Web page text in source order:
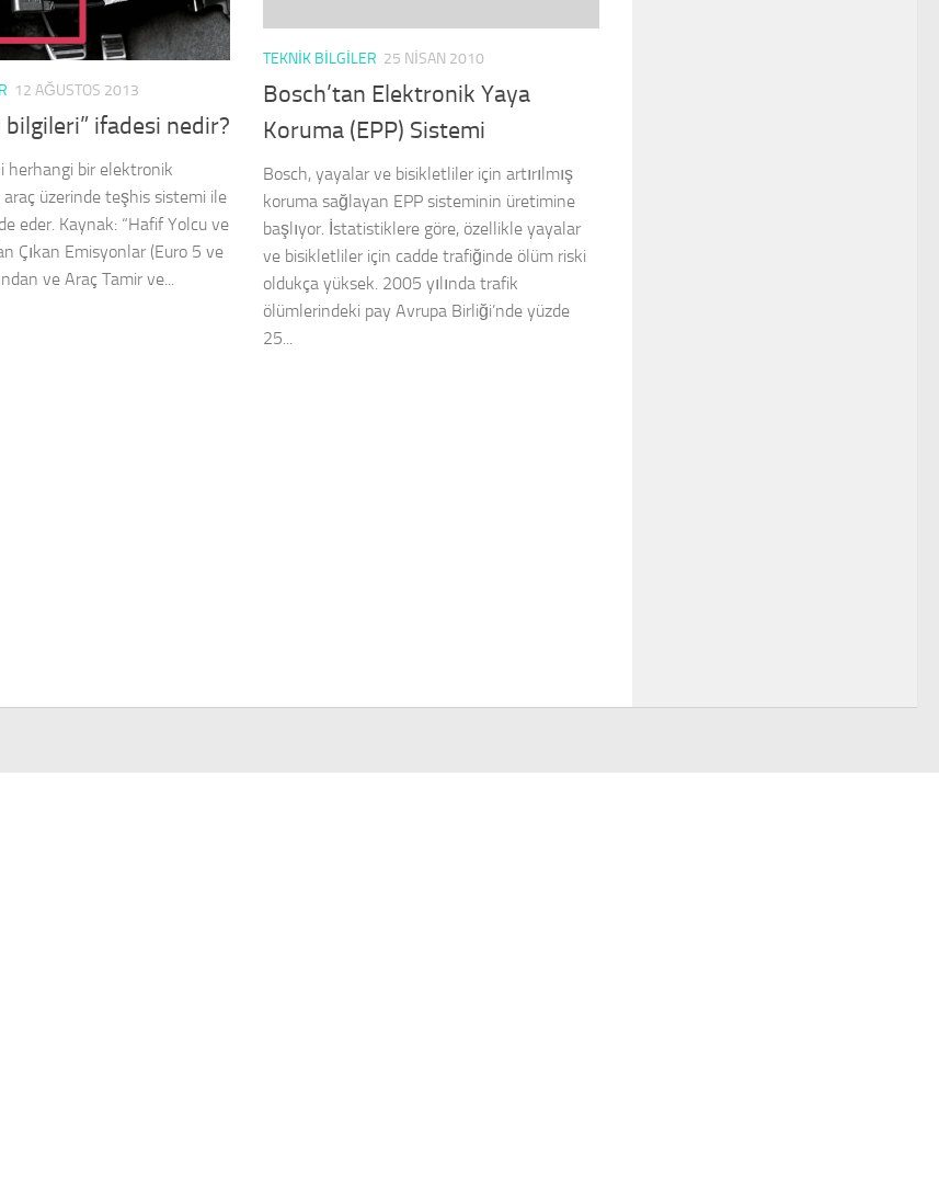
12 AĞUSTOS 2013
bilgileri” ifadesi nedir?
herhangi bir elektronik
üzerinde teşhis sistemi ile
eder. Kaynak: “Hafif Yolcu ve
Çıkan Emisyonlar (Euro 5 ve
ve Araç Tamir ve...
TEKNIK BILGILER 25 NISAN 2010
Bosch’tan Elektronik Yaya
Koruma (EPP) Sistemi
Bosch, yayalar ve bisikletliler için artırılmış
koruma sağlayan EPP sisteminin üretimine
başlıyor. İstatistiklere göre, özellikle yayalar
ve bisikletliler için cadde trafiğinde ölüm riski
oldukça yüksek. 2005 yılında trafik
ölümlerindeki pay Avrupa Birliği’nde yüzde
25...